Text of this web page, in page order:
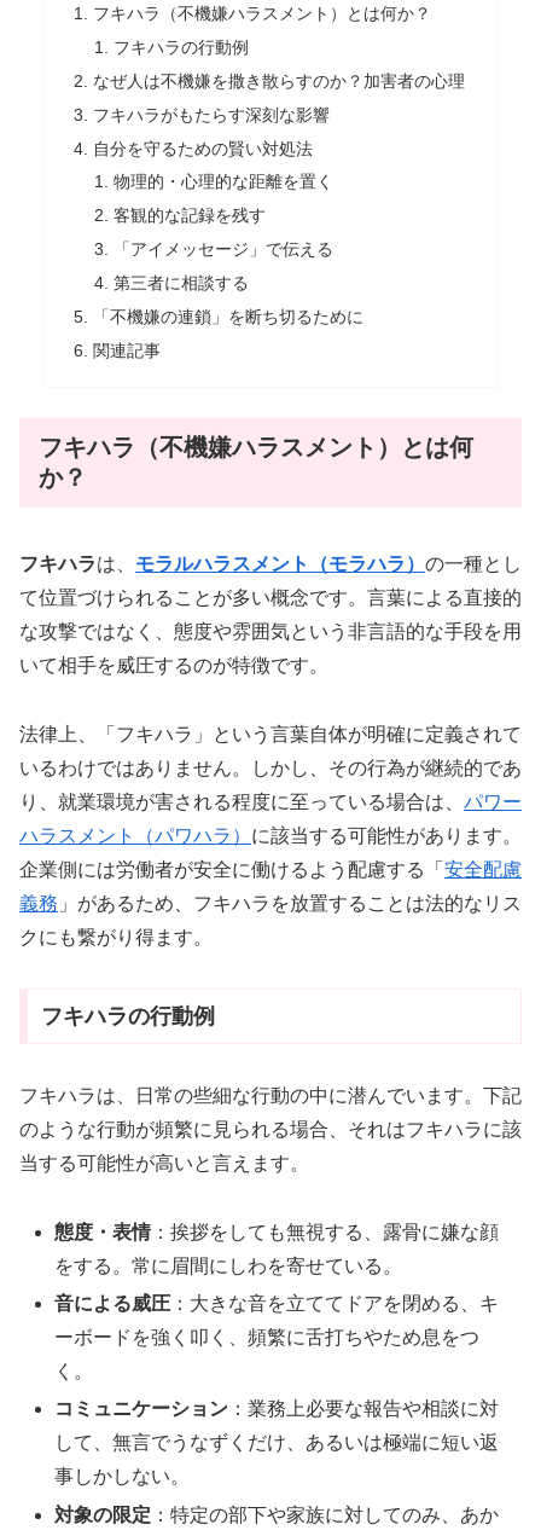
フキハラ（不機嫌ハラスメント）とは何か？
フキハラの行動例
なぜ人は不機嫌を撒き散らすのか？加害者の心理
フキハラがもたらす深刻な影響
自分を守るための賢い対処法
物理的・心理的な距離を置く
客観的な記録を残す
「アイメッセージ」で伝える
第三者に相談する
「不機嫌の連鎖」を断ち切るために
関連記事
フキハラ（不機嫌ハラスメント）とは何
か？
フキハラは、 モラルハラスメント（モラハラ） の一種とし
て位置づけられることが多い概念です。言葉による直接的
な攻撃ではなく、態度や雰囲気という非言語的な手段を用
いて相手を威圧するのが特徴です。
法律上、「フキハラ」という言葉自体が明確に定義されて
いるわけではありません。しかし、その行為が継続的であ
り、就業環境が害される程度に至っている場合は、 パワー
ハラスメント（パワハラ） に該当する可能性があります。
企業側には労働者が安全に働けるよう配慮する「 安全配慮
義務 」があるため、フキハラを放置することは法的なリス
クにも繋がり得ます。
フキハラの行動例
フキハラは、日常の些細な行動の中に潜んでいます。下記
のような行動が頻繁に見られる場合、それはフキハラに該
当する可能性が高いと言えます。
態度・表情：挨拶をしても無視する、露骨に嫌な顔
をする。常に眉間にしわを寄せている。
音による威圧 ：大きな音を立ててドアを閉める、キ
ーボードを強く叩く、頻繁に舌打ちやため息をつ
く。
コミュニケーション ：業務上必要な報告や相談に対
して、無言でうなずくだけ、あるいは極端に短い返
事しかしない。
対象の限定 ：特定の部下や家族に対してのみ、あか